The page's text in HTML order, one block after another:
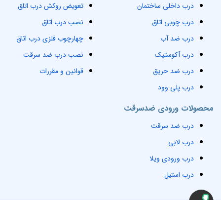
تعویض روکش درب اتاق
نصب درب اتاق
چهارچوب فلزی درب اتاق
نصب درب ضد سرقت
قوانین و مقررات
محصولات ورودی ضدسرقت
درب ضد سرقت
درب لابی
درب ورودی ویلا
درب استیل
درب داخلی ساختمان
درب چوبی اتاق
درب ضد آب
درب آکوستیک
درب ضد حریق
درب پلی وود